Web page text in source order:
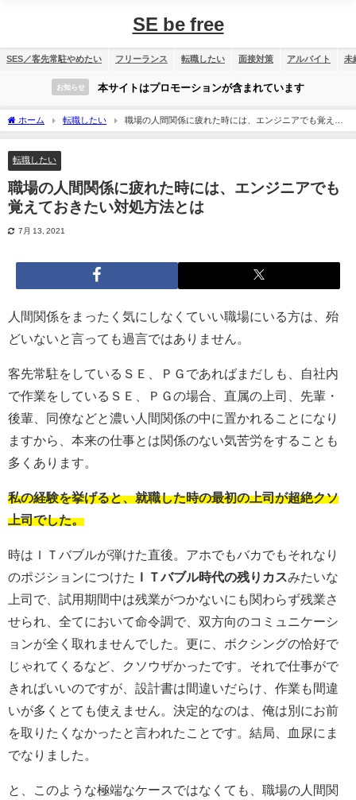
SE be free
SES／客先常駐やめたい フリーランス 転職したい 面接対策 アルバイト 未
お知らせ 本サイトはプロモーションが含まれています
ホーム 転職したい
職場の人間関係に疲れた時には、エンジニアでも覚えて
おきたい対処方法とは
転職したい
職場の人間関係に疲れた時には、エンジニアでも
覚えておきたい対処方法とは
7月 13, 2021
人間関係をまったく気にしなくていい職場にいる方は、殆
どいないと言っても過言ではありません。
客先常駐をしているＳＥ、ＰＧであればまだしも、自社内
で作業をしているＳＥ、ＰＧの場合、直属の上司、先輩・
後輩、同僚などと濃い人間関係の中に置かれることになり
ますから、本来の仕事とは関係のない気苦労をすることも
多くあります。
私の経験を挙げると、就職した時の最初の上司が超絶クソ
上司でした。
時はＩＴバブルが弾けた直後。アホでもバカでもそれなり
のポジションにつけた ＩＴバブル時代の残りカスみたいな
上司で、試用期間中は残業がつかないにも関わらず残業さ
せられ、全てにおいて命令調で、双方向のコミュニケーシ
ョンが全く取れませんでした。更に、ボクシングの恰好で
じゃれてくるなど、クソウザかったです。それで仕事がで
きればいいのですが、設計書は間違いだらけ、作業も間違
いが多くとても使えません。決定的なのは、俺は別にお前
を取りたくなかったと言われたことです。結局、血尿にま
でなりました。
と、このような極端なケースではなくても、職場の人間関